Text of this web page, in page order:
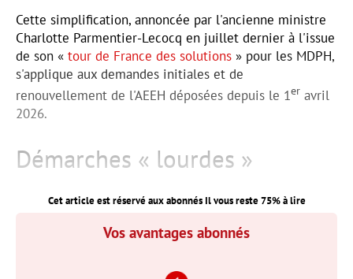
Cette simplification, annoncée par l'ancienne ministre
Charlotte Parmentier-Lecocq en juillet dernier à l'issue
de son « tour de France des solutions » pour les MDPH,
s'applique aux demandes initiales et de
renouvellement de l'AEEH déposées depuis le 1er avril
2026.
Démarches « lourdes »
Cet article est réservé aux abonnés Il vous reste75% à lire
Vos avantages abonnés